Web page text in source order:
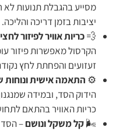
מסייע בהגבלת תנועות לא
יציבות בזמן דריכה והליכה.
💨כריות אוויר לפיזור
הקרסול מאפשרות פיזור
זעזועים והפחתת לחץ
⚙️ התאמה אישית ונוחות
הידוק הסד, ובמידה
כריות האוויר בהתאם
🌬️קל משקל ונושם– הסד